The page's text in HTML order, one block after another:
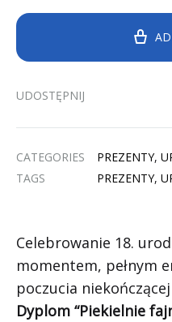
UDOSTĘPNIJ
CATEGORIES PREZENTY,
TAGS
PREZENTY,
Celebrowanie 18.
momentem, pełnym
poczucia
Dyplom “Piekielnie